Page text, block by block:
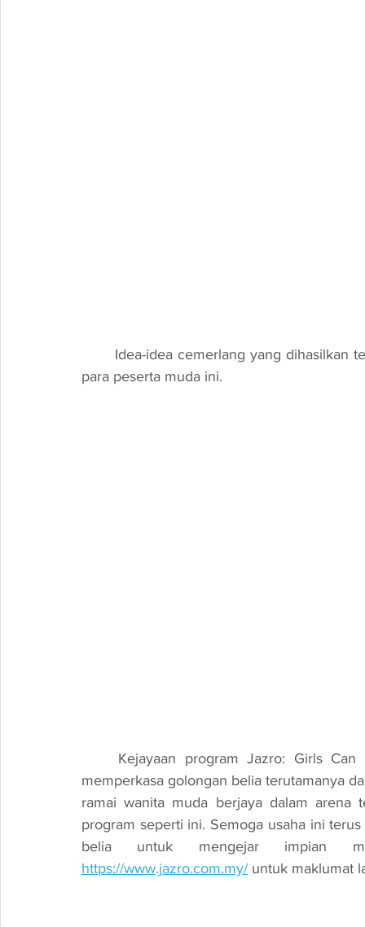
para peserta muda ini.
memperkasa golongan belia terutamanya
ramai wanita muda berjaya dalam arena
program seperti ini. Semoga usaha ini
belia untuk mengejar impian
https://www.jazro.com.my/ untuk maklumat